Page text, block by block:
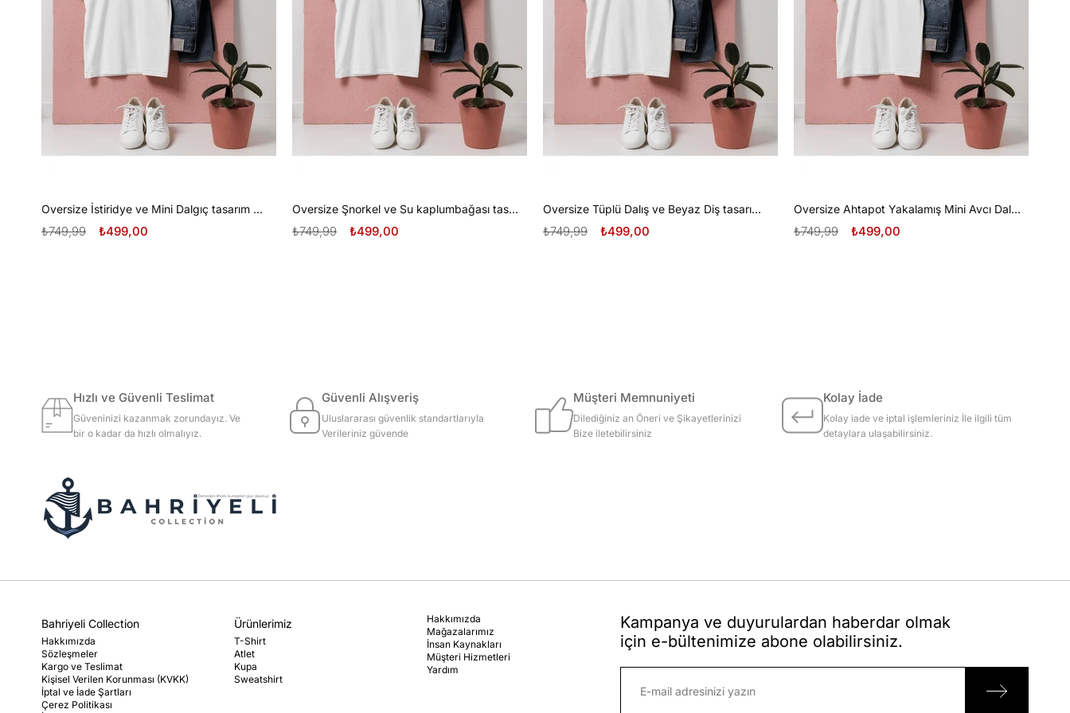
Oversize İstiridye ve Mini Dalgıç tasarım unisex T-shirt
₺499,00
₺749,99
Oversize Şnorkel ve Su kaplumbağası tasarım unisex T-shirt
₺499,00
₺749,99
Oversize Tüplü Dalış ve Beyaz Diş tasarım unisex T-shirt
₺499,00
₺749,99
Oversize Ahtapot Yakalamış Mini Avcı Dalgıç Tasarım unisex T-shirt
₺499,00
₺749,99
Hızlı ve Güvenli Teslimat
Güveninizi kazanmak zorundayız. Ve
bir o kadar da hızlı olmalıyız.
Güvenli Alışveriş
Uluslararası güvenlik standartlarıyla
Verileriniz güvende
Müşteri Memnuniyeti
Dilediğiniz an Öneri ve Şikayetlerinizi
Bize iletebilirsiniz
Kolay İade
Kolay iade ve iptal işlemleriniz İle ilgili tüm
detaylara ulaşabilirsiniz.
Bahriyeli Collection
Hakkımızda
Sözleşmeler
Kargo ve Teslimat
Kişisel Verilen Korunması (KVKK)
İptal ve İade Şartları
Çerez Politikası
Ürünlerimiz
T-Shirt
Atlet
Kupa
Sweatshirt
Hakkımızda
Mağazalarımız
İnsan Kaynakları
Müşteri Hizmetleri
Yardım
Kampanya ve duyurulardan haberdar olmak
için e-bültenimize abone olabilirsiniz.